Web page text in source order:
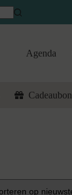
Agenda
Cadeaubon